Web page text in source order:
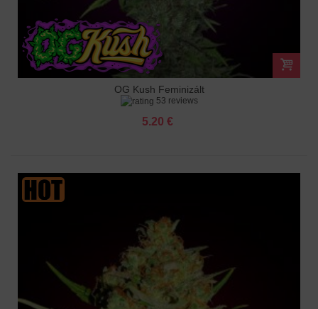
OG Kush Feminizált
53 reviews
5.20 €